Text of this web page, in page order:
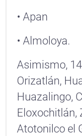
• Apan
• Almoloya.
Asimismo,
Orizatlán,
Huazalingo,
Eloxochitlán,
Atotonilco el